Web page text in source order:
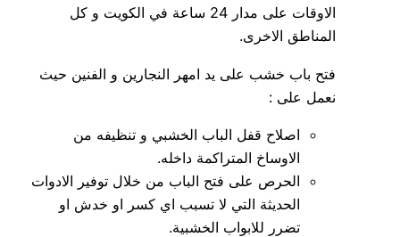
الاوقات على مدار 24 ساعة في الكويت و كل
المناطق الاخرى.
فتح باب خشب على يد امهر النجارين و الفنين حيث
نعمل على :
اصلاح قفل الباب الخشبي و تنظيفه من
الاوساخ المتراكمة داخله.
الحرص على فتح الباب من خلال توفير الادوات
الحديثة التي لا تسبب اي كسر او خدش او
تضرر للابواب الخشبية.